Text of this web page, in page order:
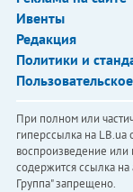
Ивенты
Редакция
Политики и
При полном или
гиперссылка на LB.ua
воспроизведение или
содержится ссылка на
Группа" запрещено.